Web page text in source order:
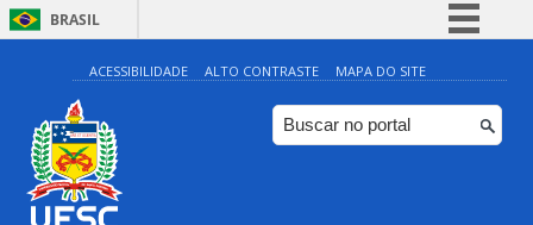
BRASIL
Simplifique!
Comunica BR
Participe
ACESSIBILIDADE ALTO CONTRASTE MAPA DO SITE